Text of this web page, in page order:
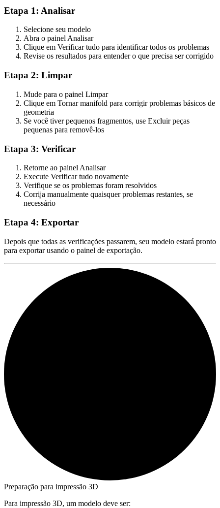
Etapa 1: Analisar
Selecione seu modelo
Abra o painel Analisar
Clique em Verificar tudo para identificar todos os problemas
Revise os resultados para entender o que precisa ser corrigido
Etapa 2: Limpar
Mude para o painel Limpar
Clique em Tornar manifold para corrigir problemas básicos de
geometria
Se você tiver pequenos fragmentos, use Excluir peças
pequenas para removê-los
Etapa 3: Verificar
Retorne ao painel Analisar
Execute Verificar tudo novamente
Verifique se os problemas foram resolvidos
Corrija manualmente quaisquer problemas restantes, se
necessário
Etapa 4: Exportar
Depois que todas as verificações passarem, seu modelo estará pronto
para exportar usando o painel de exportação.
Preparação para impressão 3D
Para impressão 3D, um modelo deve ser: